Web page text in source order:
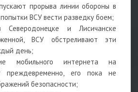
прорыва линии обороны в
ВСУ вести разведку боем;
и Лисичанске
ВСУ обстреливают эти
день;
мобильного интернета на
преждевременно, его пока не
безопасности;